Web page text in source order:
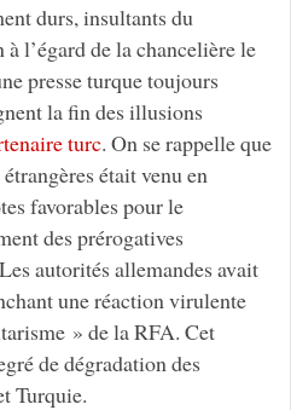
durs, insultants du
l’égard de la chancelière le
presse turque toujours
la fin des illusions
turc. On se rappelle que
était venu en
favorables pour le
des prérogatives
autorités allemandes avait
une réaction virulente
» de la RFA. Cet
de dégradation des
Turquie.